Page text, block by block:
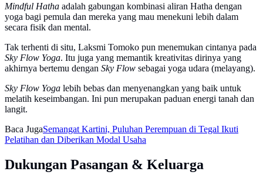
Mindful Hatha adalah gabungan kombinasi aliran Hatha dengan
yoga bagi pemula dan mereka yang mau menekuni lebih dalam
secara fisik dan mental.
Tak terhenti di situ, Laksmi Tomoko pun menemukan cintanya pada
Sky Flow Yoga. Itu juga yang memantik kreativitas dirinya yang
akhirnya bertemu dengan Sky Flow sebagai yoga udara (melayang).
Sky Flow Yoga lebih bebas dan menyenangkan yang baik untuk
melatih keseimbangan. Ini pun merupakan paduan energi tanah dan
langit.
Baca JugaSemangat Kartini, Puluhan Perempuan di Tegal Ikuti
Pelatihan dan Diberikan Modal Usaha
Dukungan Pasangan & Keluarga